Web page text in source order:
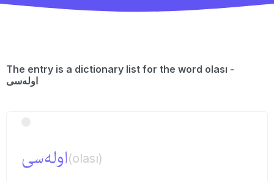
The entry is a dictionary list for the word olası -
اوله‌سی
اوله‌سی(olası)